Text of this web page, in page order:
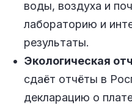
воды, воздуха и
лабораторию и
результаты.
Экологическая
сдаёт отчёты в
декларацию о